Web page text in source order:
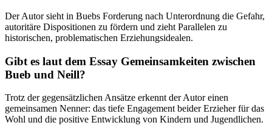
Der Autor sieht in Buebs Forderung nach Unterordnung die Gefahr,
autoritäre Dispositionen zu fördern und zieht Parallelen zu
historischen, problematischen Erziehungsidealen.
Gibt es laut dem Essay Gemeinsamkeiten zwischen
Bueb und Neill?
Trotz der gegensätzlichen Ansätze erkennt der Autor einen
gemeinsamen Nenner: das tiefe Engagement beider Erzieher für das
Wohl und die positive Entwicklung von Kindern und Jugendlichen.